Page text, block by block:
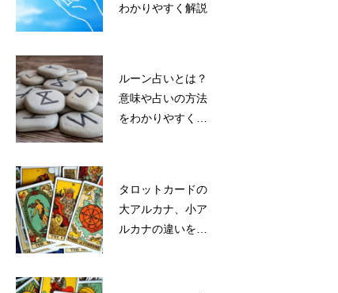
わかりやすく解説
ルーン占いとは？
意味や占いの方法
をわかりやすく解
タロットカードの
大アルカナ、小ア
ルカナの違いをわ